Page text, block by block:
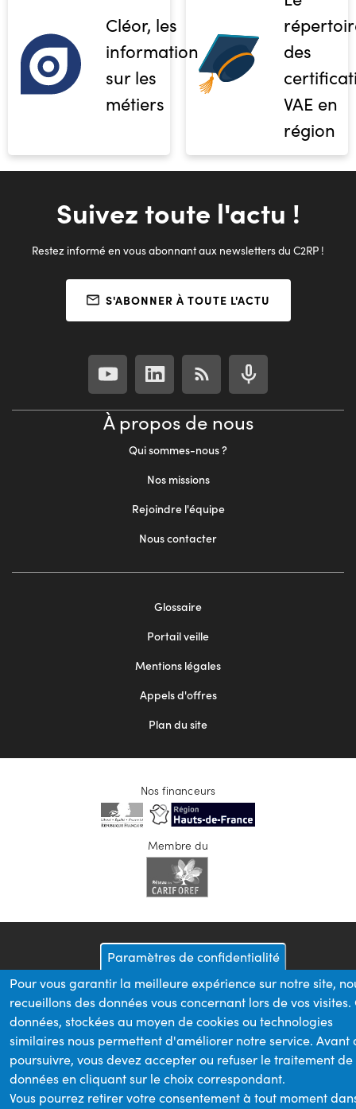
Cléor, les
informations
sur les
métiers
des
VAE en
région
Suivez toute l'actu !
Restez informé en vous abonnant aux newsletters du C2RP !
S'ABONNER À TOUTE L'ACTU
À propos de nous
Qui sommes-nous ?
Nos missions
Rejoindre l'équipe
Nous contacter
Glossaire
Portail veille
Mentions légales
Appels d'offres
Plan du site
Nos financeurs
Membre du
Paramètres de confidentialité
Pour vous garantir la meilleure expérience sur notre site,
recueillons des données vous concernant lors de vos visites.
données, stockées au moyen de cookies ou technologies
similaires nous permettent d'améliorer notre service. Avant
poursuivre, vous devez accepter ou refuser le traitement de
données en cliquant sur le choix correspondant.
Vous pourrez retirer votre consentement à tout moment